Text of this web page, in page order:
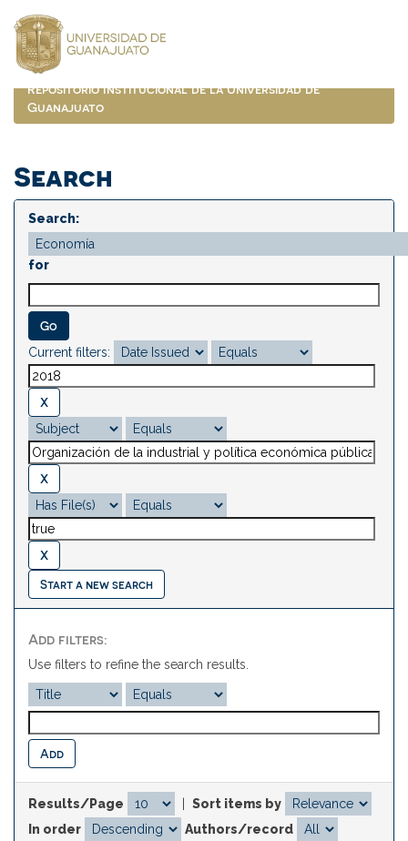
navigation
Repositorio Institucional de la Universidad de
Guanajuato
Search
Search:
for
Current filters:
Start a new search
Add filters:
Use filters to refine the search results.
Results/Page
Sort items by
In order
Authors/record